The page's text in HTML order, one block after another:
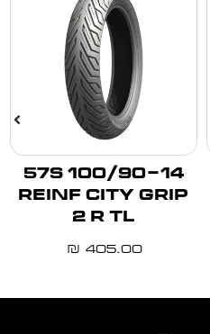
100/90-14 57S
REINF CITY GRIP
2 R TL
405.00
₪